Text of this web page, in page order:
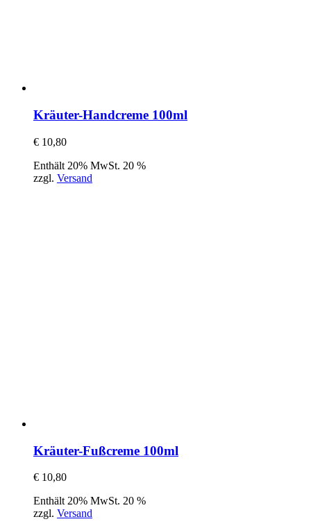
Kräuter-Handcreme 100ml
€ 10,80
Enthält 20% MwSt. 20 %
zzgl. Versand
Kräuter-Fußcreme 100ml
€ 10,80
Enthält 20% MwSt. 20 %
zzgl. Versand